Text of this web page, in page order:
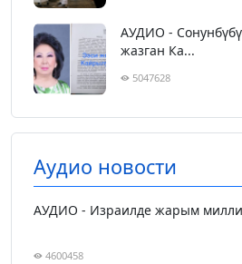
АУДИО -
жазган Ка...
5047628
Аудио новости
АУДИО - Израилде жарым
4600458